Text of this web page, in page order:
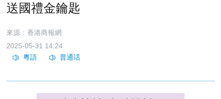
送國禮金鑰匙
來源：香港商報網
2025-05-31 14:24